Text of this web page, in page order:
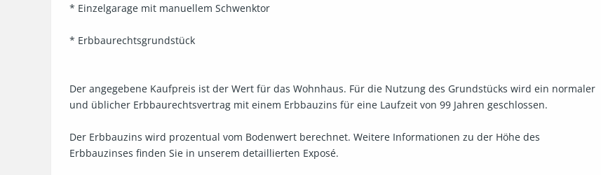
* Einzelgarage mit manuellem Schwenktor
* Erbbaurechtsgrundstück
Der angegebene Kaufpreis ist der Wert für das Wohnhaus. Für die Nutzung des Grundstücks wird ein normaler
und üblicher Erbbaurechtsvertrag mit einem Erbbauzins für eine Laufzeit von 99 Jahren geschlossen.
Der Erbbauzins wird prozentual vom Bodenwert berechnet. Weitere Informationen zu der Höhe des
Erbbauzinses finden Sie in unserem detaillierten Exposé.